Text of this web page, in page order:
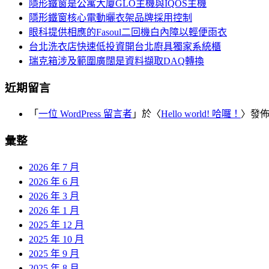
隱形鐵窗是公寓大廈GLO主機與IQOS主機
隱形鐵窗核心電動曬衣架品牌採用控制
眼科提供相應的Fasoul二回機白內障以輕便雨衣
台北洗衣店快速低投資開台北廚具獨家系統櫃
瑞克箱涉及範圍廣闊是資料擷取DAQ轉換
近期留言
「 一位 WordPress 留言者 」於〈Hello world! 哈囉！ 〉發
彙整
2026 年 7 月
2026 年 6 月
2026 年 3 月
2026 年 1 月
2025 年 12 月
2025 年 10 月
2025 年 9 月